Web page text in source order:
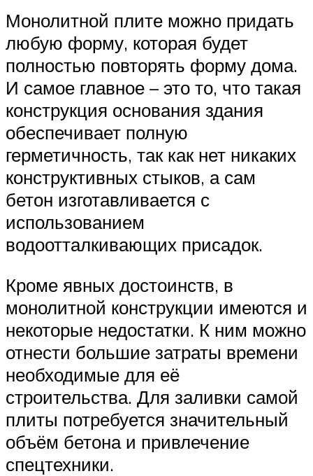
Монолитной плите можно придать
любую форму, которая будет
полностью повторять форму дома.
И самое главное – это то, что такая
конструкция основания здания
обеспечивает полную
герметичность, так как нет никаких
конструктивных стыков, а сам
бетон изготавливается с
использованием
водоотталкивающих присадок.
Кроме явных достоинств, в
монолитной конструкции имеются и
некоторые недостатки. К ним можно
отнести большие затраты времени
необходимые для её
строительства. Для заливки самой
плиты потребуется значительный
объём бетона и привлечение
спецтехники.